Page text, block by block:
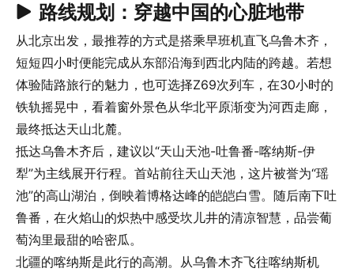
路线规划：穿越中国的心脏地带
从北京出发，最推荐的方式是搭乘早班机直飞乌鲁木齐，
短短四小时便能完成从东部沿海到西北内陆的跨越。若想
体验陆路旅行的魅力，也可选择Z69次列车，在30小时的
铁轨摇晃中，看着窗外景色从华北平原渐变为河西走廊，
最终抵达天山北麓。
抵达乌鲁木齐后，建议以“天山天池-吐鲁番-喀纳斯-伊
犁”为主线展开行程。首站前往天山天池，这片被誉为“瑶
池”的高山湖泊，倒映着博格达峰的皑皑白雪。随后南下吐
鲁番，在火焰山的炽热中感受坎儿井的清凉智慧，品尝葡
萄沟里最甜的哈密瓜。
北疆的喀纳斯是此行的高潮。从乌鲁木齐飞往喀纳斯机